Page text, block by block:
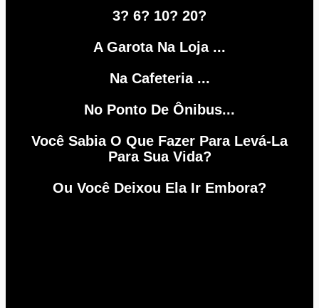
3? 6? 10? 20?
A Garota Na Loja ...
Na Cafeteria ...
No Ponto De Ônibus...
Você Sabia O Que Fazer Para Levá-La
Para Sua Vida?
Ou Você Deixou Ela Ir Embora?